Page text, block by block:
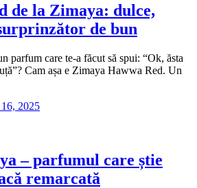
de la Zimaya: dulce,
de bun
parfum care te-a făcut să spui: “Ok, ăsta
Cam așa e Zimaya Hawwa Red. Un
2025
– parfumul care știe
remarcată